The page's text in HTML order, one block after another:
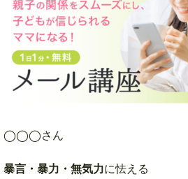
◯◯◯さん
暴言・暴力・無気力に怯える